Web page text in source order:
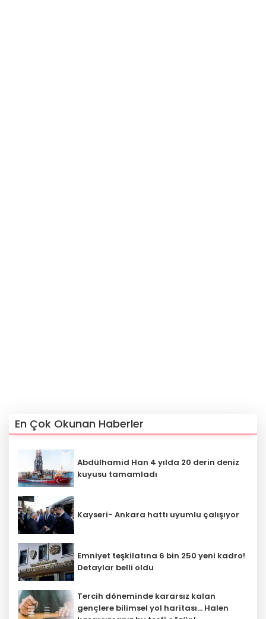
En Çok Okunan Haberler
Abdülhamid Han 4 yılda 20 derin deniz
kuyusu tamamladı
Kayseri- Ankara hattı uyumlu çalışıyor
Emniyet teşkilatına 6 bin 250 yeni kadro!
Detaylar belli oldu
Tercih döneminde kararsız kalan
gençlere bilimsel yol haritası... Halen